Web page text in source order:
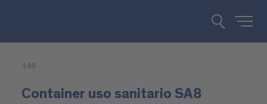
146
Container uso sanitario SA8